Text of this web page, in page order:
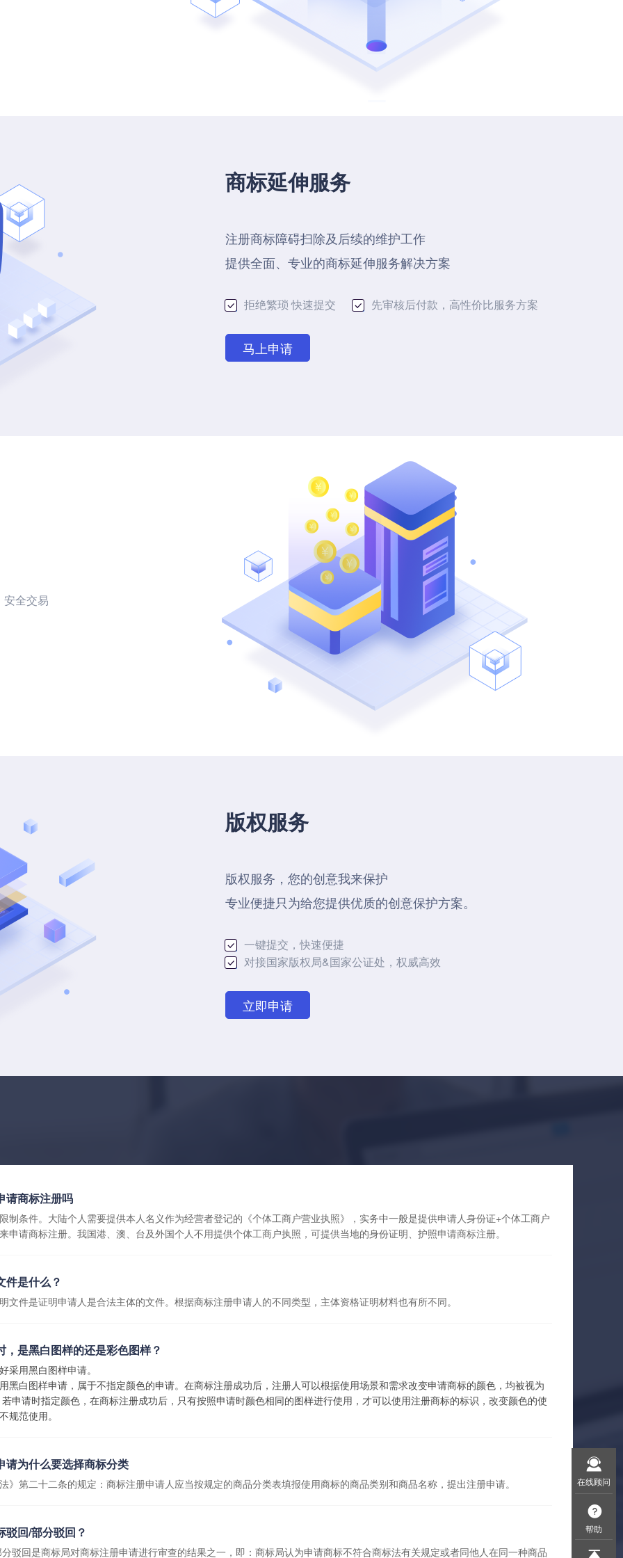
商标延伸服务
注册商标障碍扫除及后续的维护工作
提供全面、专业的商标延伸服务解决方案
拒绝繁琐 快速提交 先审核后付款，高性价比服务方案
马上申请
全交易
版权服务
版权服务，您的创意我来保护
专业便捷只为给您提供优质的创意保护方案。
一键提交，快速便捷
对接国家版权局&国家公证处，权威高效
立即申请
请商标注册吗
制条件。大陆个人需要提供本人名义作为经营者登记的《个体工商户营业执照》，实务中一般是提供申请人身份证+个体工商户
申请商标注册。我国港、澳、台及外国个人不用提供个体工商户执照，可提供当地的身份证明、护照申请商标注册。
件是什么？
文件是证明申请人是合法主体的文件。根据商标注册申请人的不同类型，主体资格证明材料也有所不同。
，是黑白图样的还是彩色图样？
采用黑白图样申请。
黑白图样申请，属于不指定颜色的申请。在商标注册成功后，注册人可以根据使用场景和需求改变申请商标的颜色，均被视为
申请时指定颜色，在商标注册成功后，只有按照申请时颜色相同的图样进行使用，才可以使用注册商标的标识，改变颜色的使
规范使用。
请为什么要选择商标分类
》第二十二条的规定：商标注册申请人应当按规定的商品分类表填报使用商标的商品类别和商品名称，提出注册申请。
驳回/部分驳回？
驳回是商标局对商标注册申请进行审查的结果之一，即：商标局认为申请商标不符合商标法有关规定或者同他人在同一种商品
在线顾问
帮助